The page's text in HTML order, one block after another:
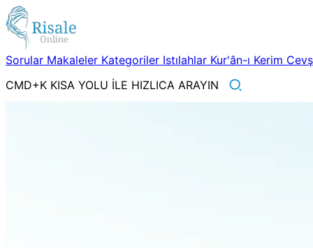
Sorular Makaleler Kategoriler Istılahlar Kur'ân-ı Kerim
CMD+K KISA YOLU İLE HIZLICA ARAYIN